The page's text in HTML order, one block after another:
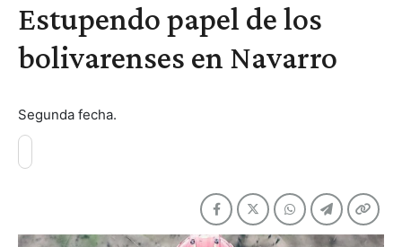
Estupendo papel de los
bolivarenses en Navarro
Segunda fecha.